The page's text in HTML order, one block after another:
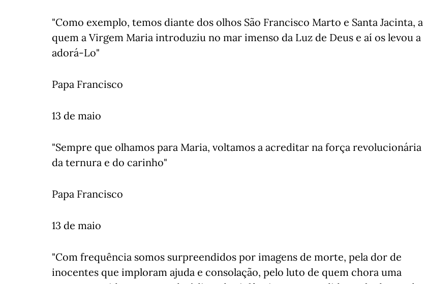
"Como exemplo, temos diante dos olhos São Francisco Marto e Santa Jacinta, a
quem a Virgem Maria introduziu no mar imenso da Luz de Deus e aí os levou a
adorá-Lo"
Papa Francisco
13 de maio
"Sempre que olhamos para Maria, voltamos a acreditar na força revolucionária
da ternura e do carinho"
Papa Francisco
13 de maio
"Com frequência somos surpreendidos por imagens de morte, pela dor de
inocentes que imploram ajuda e consolação, pelo luto de quem chora uma